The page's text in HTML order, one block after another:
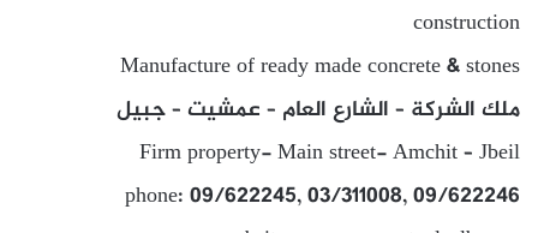
construction
Manufacture of ready made concrete & stones
ملك الشركة – الشارع العام – عمشيت – جبيل
Firm property- Main street- Amchit – Jbeil
phone: 09/622245, 03/311008, 09/622246